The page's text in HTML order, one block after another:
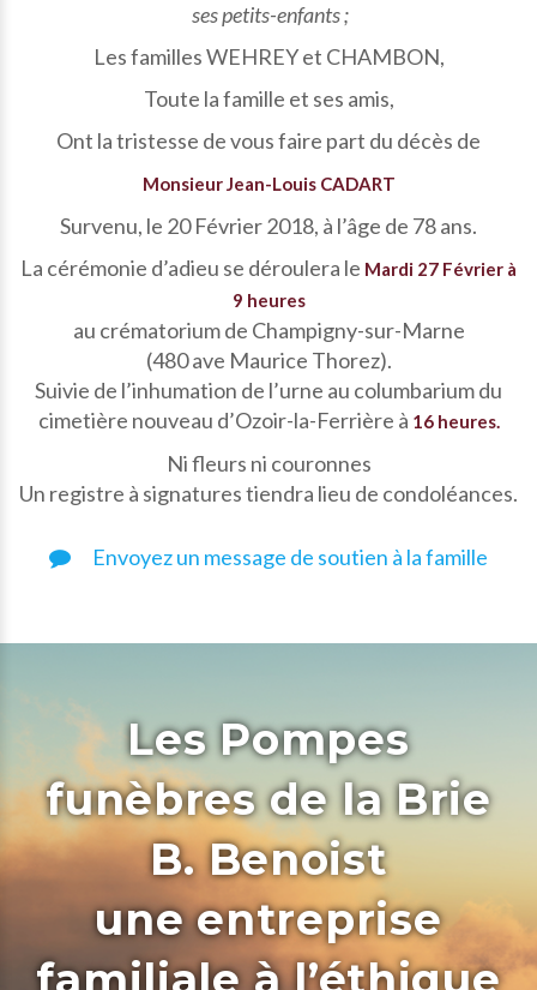
ses petits-enfants ;
Les familles WEHREY et CHAMBON,
Toute la famille et ses amis,
Ont la tristesse de vous faire part du décès de
Monsieur Jean-Louis CADART
Survenu, le 20 Février 2018, à l’âge de 78 ans.
La cérémonie d’adieu se déroulera le Mardi 27 Février à
9 heures
au crématorium de Champigny-sur-Marne
(480 ave Maurice Thorez).
Suivie de l’inhumation de l’urne au columbarium du
cimetière nouveau d’Ozoir-la-Ferrière à 16 heures.
Ni fleurs ni couronnes
Un registre à signatures tiendra lieu de condoléances.
Envoyez un message de soutien à la famille
Les Pompes
funèbres de la Brie
B. Benoist
une entreprise
familiale à l’éthique